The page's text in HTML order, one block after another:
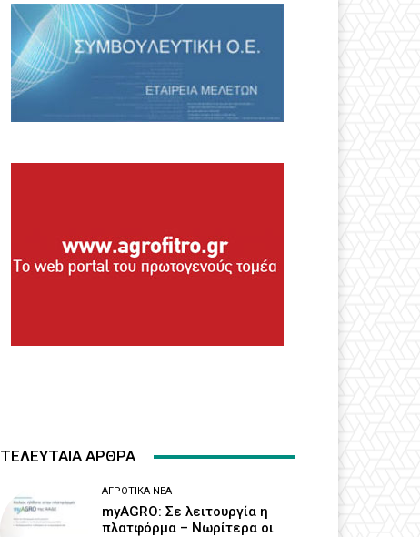
ΤΕΛΕΥΤΑΙΑ ΑΡΘΡΑ
ΑΓΡΟΤΙΚΆ ΝΈΑ
myAGRO: Σε λειτουργία η
πλατφόρμα – Νωρίτερα οι